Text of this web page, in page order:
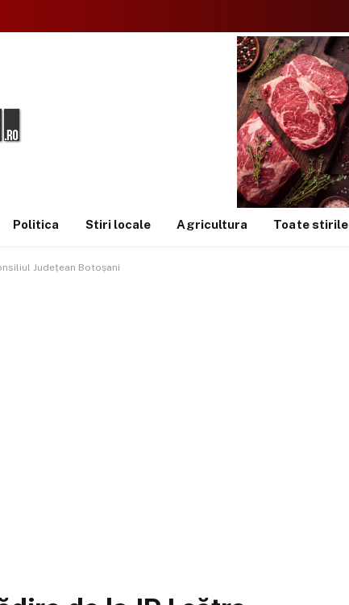
Politica Stiri locale Agricultura Toate stirile
Județean Botoșani